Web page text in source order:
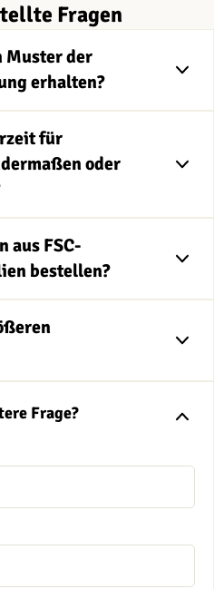
Fragen
Muster der
erhalten?
für
oder
aus FSC-
bestellen?
Frage?